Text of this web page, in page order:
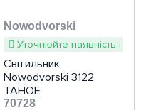
Nowodvorski
Уточнюйте наявність і
Світильник
Nowodvorski 3122
TAHOE
70728